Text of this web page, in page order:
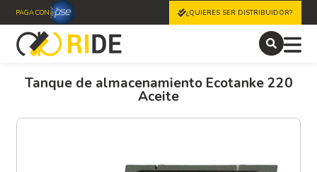
PAGA CON ¿QUIERES SER DISTRIBUIDOR?
Tanque de almacenamiento Ecotanke 220
Aceite